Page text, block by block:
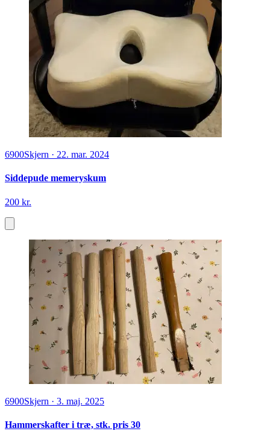
6900Skjern · 22. mar. 2024
Siddepude memeryskum
200 kr.
6900Skjern · 3. maj. 2025
Hammerskafter i træ, stk. pris 30